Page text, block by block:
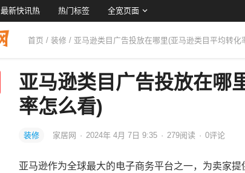
最新快讯热 热门标签 全宽页面
首页 / 装修 / 亚马逊类目广告投放在哪里(亚马逊类目平均转化
亚马逊类目广告投放在哪
率怎么看)
装修 家居网 · 2024年 4月 7日 9:35 · 279阅读 · 0评论
亚马逊作为全球最大的电子商务平台之一，为卖家